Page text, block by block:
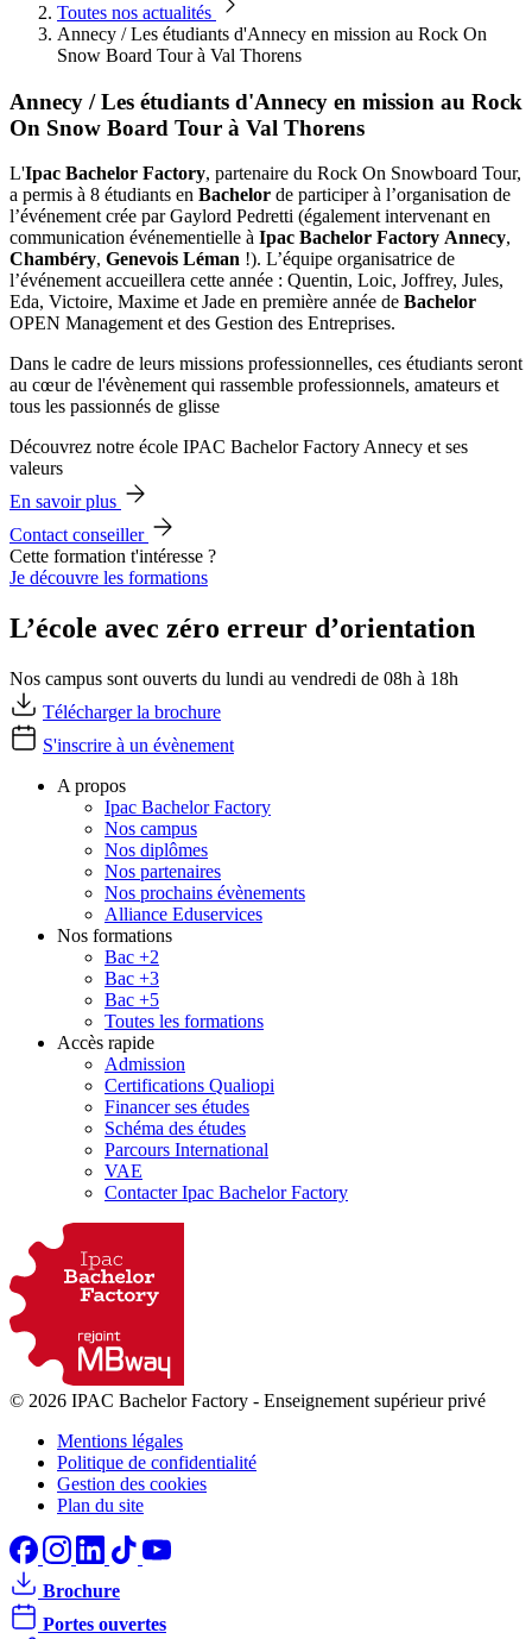
Toutes nos actualités
Annecy / Les étudiants d'Annecy en mission au Rock On
Snow Board Tour à Val Thorens
Annecy / Les étudiants d'Annecy en mission au Rock
On Snow Board Tour à Val Thorens
L'Ipac Bachelor Factory, partenaire du Rock On Snowboard Tour,
a permis à 8 étudiants en Bachelor de participer à l’organisation de
l’événement crée par Gaylord Pedretti (également intervenant en
communication événementielle à Ipac Bachelor Factory Annecy,
Chambéry, Genevois Léman !). L’équipe organisatrice de
l’événement accueillera cette année : Quentin, Loic, Joffrey, Jules,
Eda, Victoire, Maxime et Jade en première année de Bachelor
OPEN Management et des Gestion des Entreprises.
Dans le cadre de leurs missions professionnelles, ces étudiants seront
au cœur de l'évènement qui rassemble professionnels, amateurs et
tous les passionnés de glisse
Découvrez notre école IPAC Bachelor Factory Annecy et ses
valeurs
En savoir plus
Contact conseiller
Cette formation t'intéresse ?
Je découvre les formations
L’école avec zéro erreur d’orientation
Nos campus sont ouverts du lundi au vendredi de 08h à 18h
Télécharger la brochure
S'inscrire à un évènement
A propos
Ipac Bachelor Factory
Nos campus
Nos diplômes
Nos partenaires
Nos prochains évènements
Alliance Eduservices
Nos formations
Bac +2
Bac +3
Bac +5
Toutes les formations
Accès rapide
Admission
Certifications Qualiopi
Financer ses études
Schéma des études
Parcours International
VAE
Contacter Ipac Bachelor Factory
© 2026 IPAC Bachelor Factory - Enseignement supérieur privé
Mentions légales
Politique de confidentialité
Gestion des cookies
Plan du site
Brochure
Portes ouvertes